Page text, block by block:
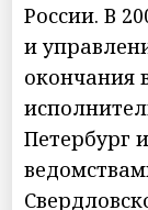
России. В
и
окончания
Петербург